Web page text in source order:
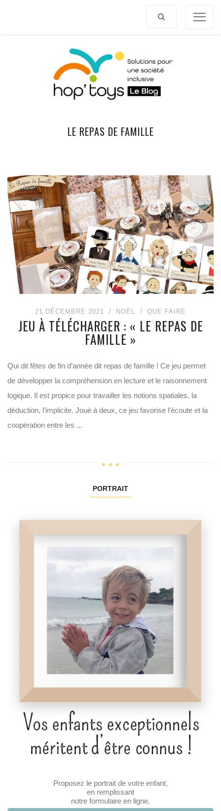
LE REPAS DE FAMILLE
21 DÉCEMBRE 2021 NOËL QUE FAIRE
JEU À TÉLÉCHARGER : « LE REPAS DE
FAMILLE »
Qui dit fêtes de fin d’année dit repas de famille ! Ce jeu permet
de développer la compréhension en lecture et le raisonnement
logique. Il est propice pour travailler les notions spatiales, la
déduction, l’implicite. Joué à deux, ce jeu favorise l’écoute et la
coopération entre les ...
PORTRAIT
Proposez le portrait de votre enfant,
en remplissant
notre formulaire en ligne.